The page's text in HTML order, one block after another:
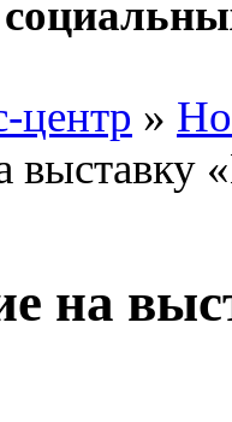
центр »
выставку
на